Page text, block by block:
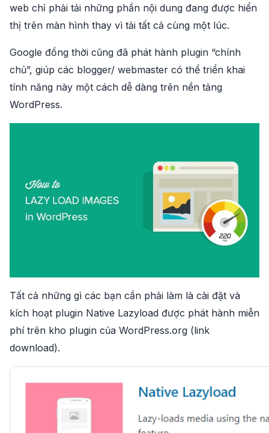
web chỉ phải tải những phần nội dung đang được hiển
thị trên màn hình thay vì tải tất cả cùng một lúc.
Google đồng thời cũng đã phát hành plugin “chính
chủ”, giúp các blogger/ webmaster có thể triển khai
tính năng này một cách dễ dàng trên nền tảng
WordPress.
Tất cả những gì các bạn cần phải làm là cài đặt và
kích hoạt plugin Native Lazyload được phát hành miễn
phí trên kho plugin của WordPress.org (link
download).